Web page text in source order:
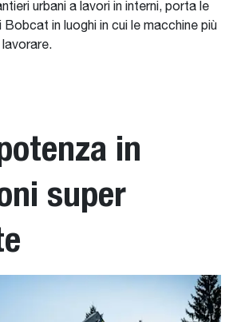
urbani a lavori in interni, porta le
in luoghi in cui le macchine più
in
super